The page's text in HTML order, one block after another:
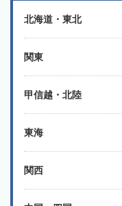
北海道・東北
関東
甲信越・北陸
東海
関西